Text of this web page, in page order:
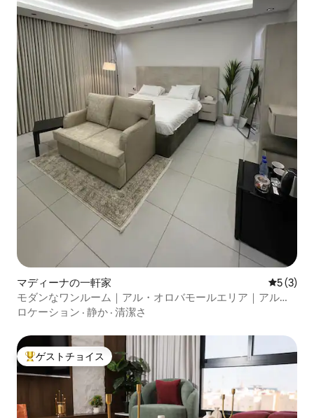
マディーナの一軒家 レビュー
5 (3)
モダンなワンルーム｜アル・オロバモールエリア｜アル・
マディーナ
ロケーション · 静か · 清潔さ
大好評のゲストチョイスです。
ゲストチョイス